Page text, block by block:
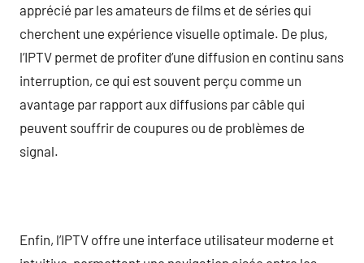
apprécié par les amateurs de films et de séries qui
cherchent une expérience visuelle optimale. De plus,
l’IPTV permet de profiter d’une diffusion en continu sans
interruption, ce qui est souvent perçu comme un
avantage par rapport aux diffusions par câble qui
peuvent souffrir de coupures ou de problèmes de
signal.
Enfin, l’IPTV offre une interface utilisateur moderne et